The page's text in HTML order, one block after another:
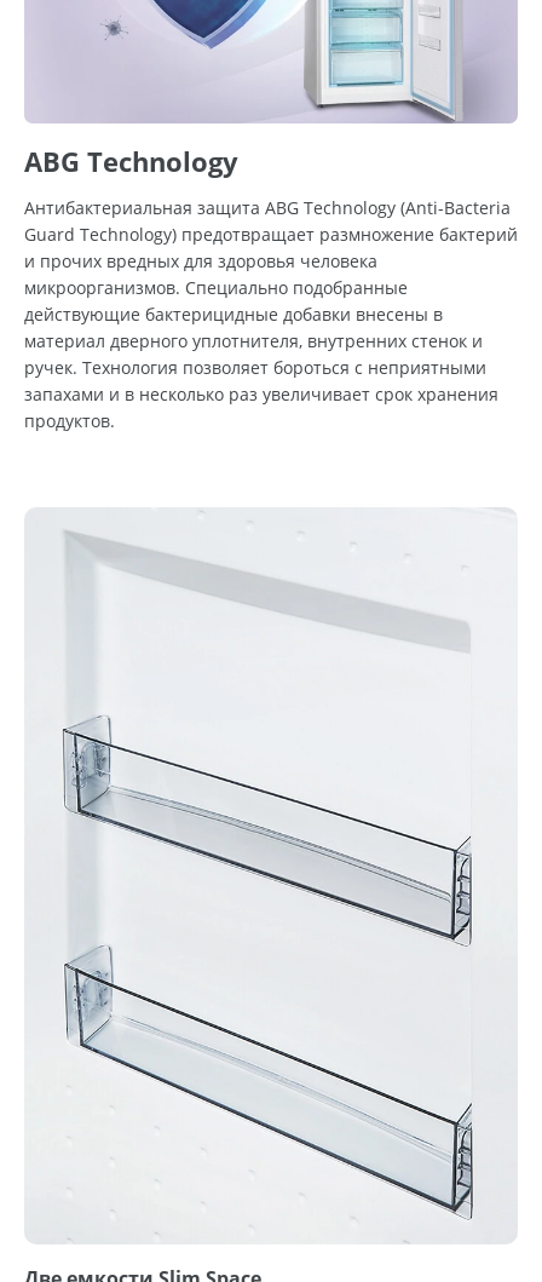
ABG Technology
Антибактериальная защита ABG Technology (Anti-Bacteria
Guard Technology) предотвращает размножение бактерий
и прочих вредных для здоровья человека
микроорганизмов. Специально подобранные
действующие бактерицидные добавки внесены в
материал дверного уплотнителя, внутренних стенок и
ручек. Технология позволяет бороться с неприятными
запахами и в несколько раз увеличивает срок хранения
продуктов.